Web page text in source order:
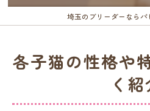
埼玉のブリーダーなら
各子猫の性格や
く